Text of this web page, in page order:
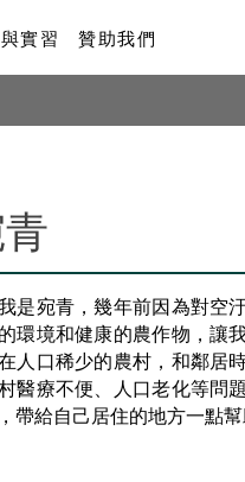
實習 贊助我們
是宛青，幾年前因為對空
環境和健康的農作物，讓
人口稀少的農村，和鄰居
醫療不便、人口老化等問
帶給自己居住的地方一點幫